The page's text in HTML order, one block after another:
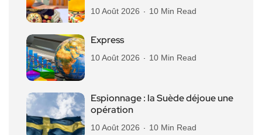
10 Août 2026 10 Min Read
Express
10 Août 2026 10 Min Read
Espionnage : la Suède déjoue une
opération
10 Août 2026 10 Min Read